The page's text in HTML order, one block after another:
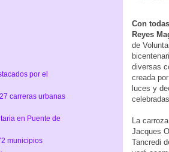
Con
Reyes
de
diversas
creada
luces y
La
Jacques
Tancredi
por el
carreras urbanas
en Puente de
municipios